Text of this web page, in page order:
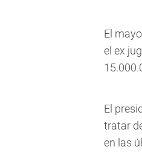
El
el ex
El
tratar
en las